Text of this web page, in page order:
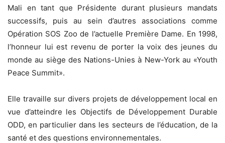
Mali en tant que Présidente durant plusieurs mandats
successifs, puis au sein d’autres associations comme
Opération SOS Zoo de l’actuelle Première Dame. En 1998,
l’honneur lui est revenu de porter la voix des jeunes du
monde au siège des Nations-Unies à New-York au «Youth
Peace Summit».
Elle travaille sur divers projets de développement local en
vue d’atteindre les Objectifs de Développement Durable
ODD, en particulier dans les secteurs de l’éducation, de la
santé et des questions environnementales.